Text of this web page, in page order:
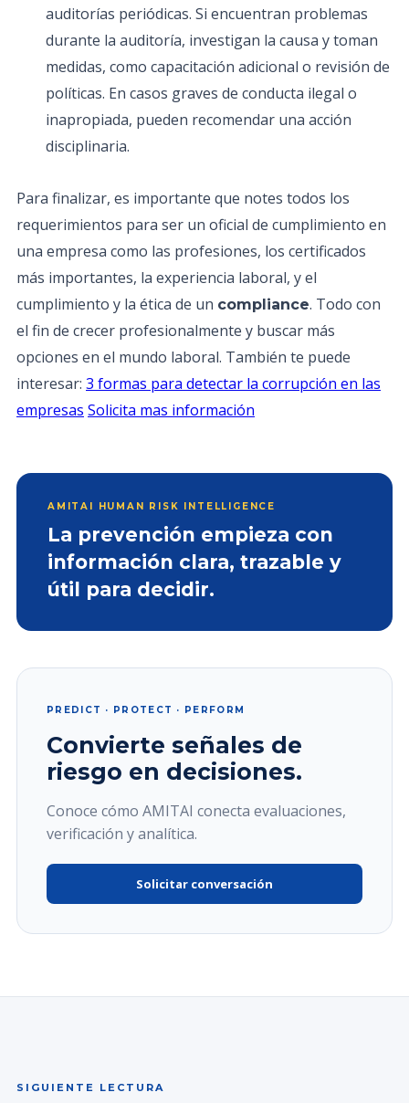
auditorías periódicas. Si encuentran problemas
durante la auditoría, investigan la causa y toman
medidas, como capacitación adicional o revisión de
políticas. En casos graves de conducta ilegal o
inapropiada, pueden recomendar una acción
disciplinaria.
Para finalizar, es importante que notes todos los
requerimientos para ser un oficial de cumplimiento en
una empresa como las profesiones, los certificados
más importantes, la experiencia laboral, y el
cumplimiento y la ética de un compliance. Todo con
el fin de crecer profesionalmente y buscar más
opciones en el mundo laboral. También te puede
interesar: 3 formas para detectar la corrupción en las
empresas Solicita mas información
AMITAI HUMAN RISK INTELLIGENCE
La prevención empieza con
información clara, trazable y
útil para decidir.
PREDICT · PROTECT · PERFORM
Convierte señales de
riesgo en decisiones.
Conoce cómo AMITAI conecta evaluaciones,
verificación y analítica.
Solicitar conversación
SIGUIENTE LECTURA